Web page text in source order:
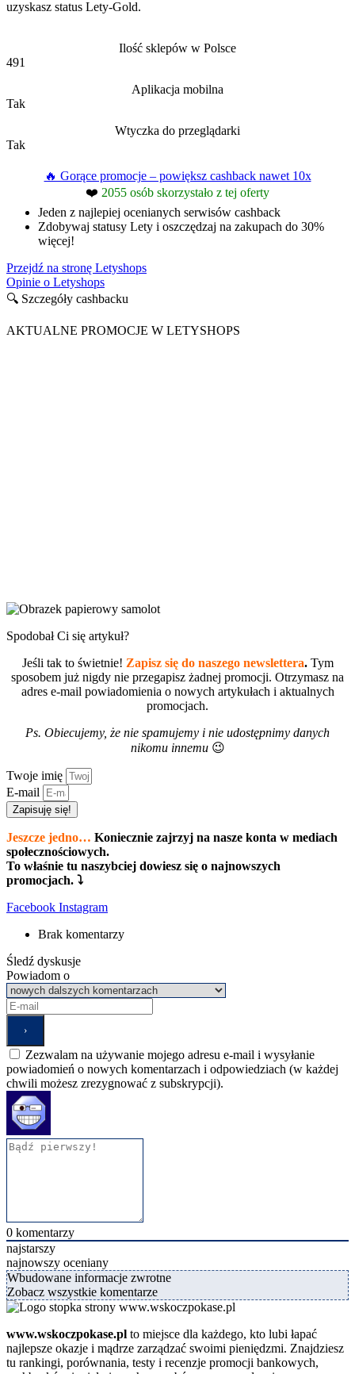
uzyskasz status Lety-Gold.
Ilość sklepów w Polsce
491
Aplikacja mobilna
Tak
Wtyczka do przeglądarki
Tak
🔥 Gorące promocje – powiększ cashback nawet 10x
❤️ 2055 osób skorzystało z tej oferty
Jeden z najlepiej ocenianych serwisów cashback
Zdobywaj statusy Lety i oszczędzaj na zakupach do 30%
więcej!
Przejdź na stronę Letyshops
Opinie o Letyshops
🔍 Szczegóły cashbacku
AKTUALNE PROMOCJE W LETYSHOPS
Spodobał Ci się artykuł?
Jeśli tak to świetnie! Zapisz się do naszego newslettera.Tym
sposobem już nigdy nie przegapisz żadnej promocji. Otrzymasz na
adres e-mail powiadomienia o nowych artykułach i aktualnych
promocjach.
Ps. Obiecujemy, że nie spamujemy i nie udostępnimy danych
nikomu innemu😉
Twoje imię
E-mail
Zapisuję się!
Jeszcze jedno… Koniecznie zajrzyj na nasze konta w mediach
społecznościowych.
To właśnie tu naszybciej dowiesz się o najnowszych
promocjach. ⤵
Facebook Instagram
Brak komentarzy
Śledź dyskusje
Powiadom o
Zezwalam na używanie mojego adresu e-mail i wysyłanie
powiadomień o nowych komentarzach i odpowiedziach (w każdej
chwili możesz zrezygnować z subskrypcji).
0 komentarzy
najstarszy
najnowszy oceniany
Wbudowane informacje zwrotne
Zobacz wszystkie komentarze
www.wskoczpokase.pl to miejsce dla każdego, kto lubi łapać
najlepsze okazje i mądrze zarządzać swoimi pieniędzmi. Znajdziesz
tu rankingi, porównania, testy i recenzje promocji bankowych,